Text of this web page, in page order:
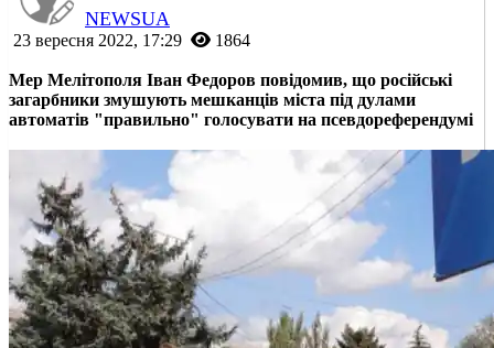
NEWSUA
23 вересня 2022, 17:29 1864
Мер Мелітополя Іван Федоров повідомив, що російські
загарбники змушують мешканців міста під дулами
автоматів "правильно" голосувати на псевдореферендумі